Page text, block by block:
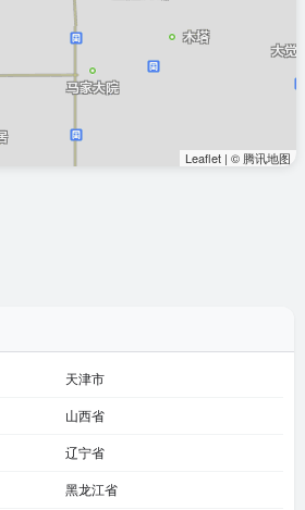
Leaflet | © 腾讯地图
天津市
山西省
辽宁省
黑龙江省